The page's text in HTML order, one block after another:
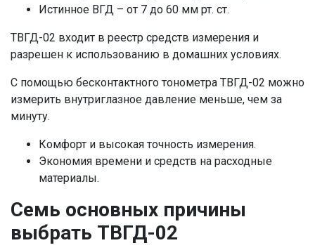
Истинное ВГД – от 7 до 60 мм рт. ст.
ТВГД-02 входит в реестр средств измерения и
разрешен к использованию в домашних условиях.
С помощью бесконтактного тонометра ТВГД-02 можно
измерить внутриглазное давление меньше, чем за
минуту.
Комфорт и высокая точность измерения.
Экономия времени и средств на расходные
материалы.
Семь основных причины
выбрать ТВГД-02